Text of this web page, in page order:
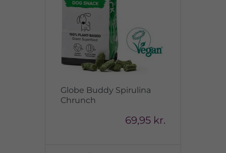
Globe Buddy Spirulina
Chrunch
69,95 kr.